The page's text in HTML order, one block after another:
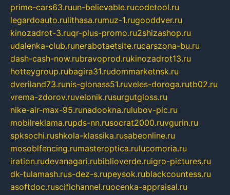
prime-cars63.ruun-believable.rucodetool.ru
legardoauto.rulithasa.rumuz-1.rugooddver.ru
kinozadrot-3.ruqr-plus-promo.ru2shizashop.ru
udalenka-club.runerabotaetsite.rucarszona-bu.ru
dash-cash-now.rubravoprod.rukinozadrot13.ru
hotteygroup.rubagira31.rudommarketnsk.ru
dveriland73.runis-glonass51.ruveles-doroga.rutb02.ru
vrema-zdorov.ruvelonik.rusurgutgloss.ru
nike-air-max-95.runadookna.rulubov-pic.ru
mobilreklama.rupds-nn.rusocrat2000.ruvgurin.ru
spksochi.rushkola-klassika.rusabeonline.ru
mosoblfencing.rumasteroptica.rulucomoria.ru
iration.rudevanagari.rubiblioverde.ruigro-pictures.ru
dk-tulamash.rus-dez-s.rupeysok.rublackcountess.ru
asoftdoc.ruscifichannel.ruocenka-appraisal.ru